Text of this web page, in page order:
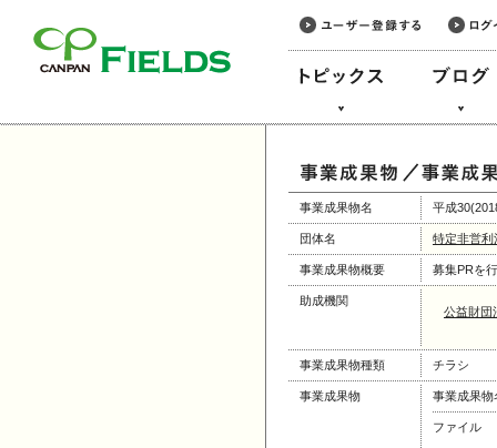
事業成果物名 平成
団体名 特定非営利
事業成果物概要 募集PRを
助成機関
公益財団
事業成果物種類 チラシ
事業成果物 事業成果物
ファイル